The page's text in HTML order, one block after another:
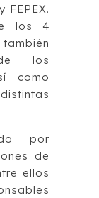
los 4
de los
como
por
de
ellos